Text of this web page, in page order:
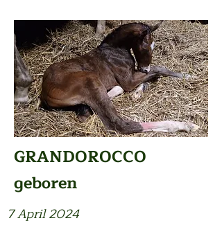
GRANDOROCCO
geboren
7 April 2024